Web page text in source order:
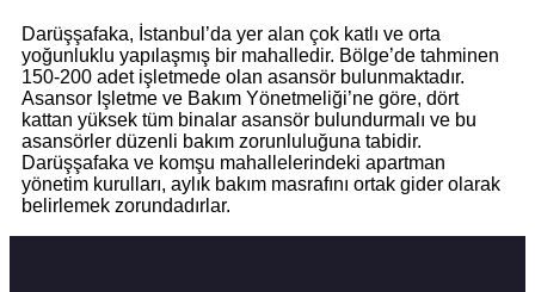
Darüşşafaka, İstanbul’da yer alan çok katlı ve orta
yoğunluklu yapılaşmış bir mahalledir. Bölge’de tahminen
150-200 adet işletmede olan asansör bulunmaktadır.
Asansor Işletme ve Bakım Yönetmeliği’ne göre, dört
kattan yüksek tüm binalar asansör bulundurmalı ve bu
asansörler düzenli bakım zorunluluğuna tabidir.
Darüşşafaka ve komşu mahallelerindeki apartman
yönetim kurulları, aylık bakım masrafını ortak gider olarak
belirlemek zorundadırlar.